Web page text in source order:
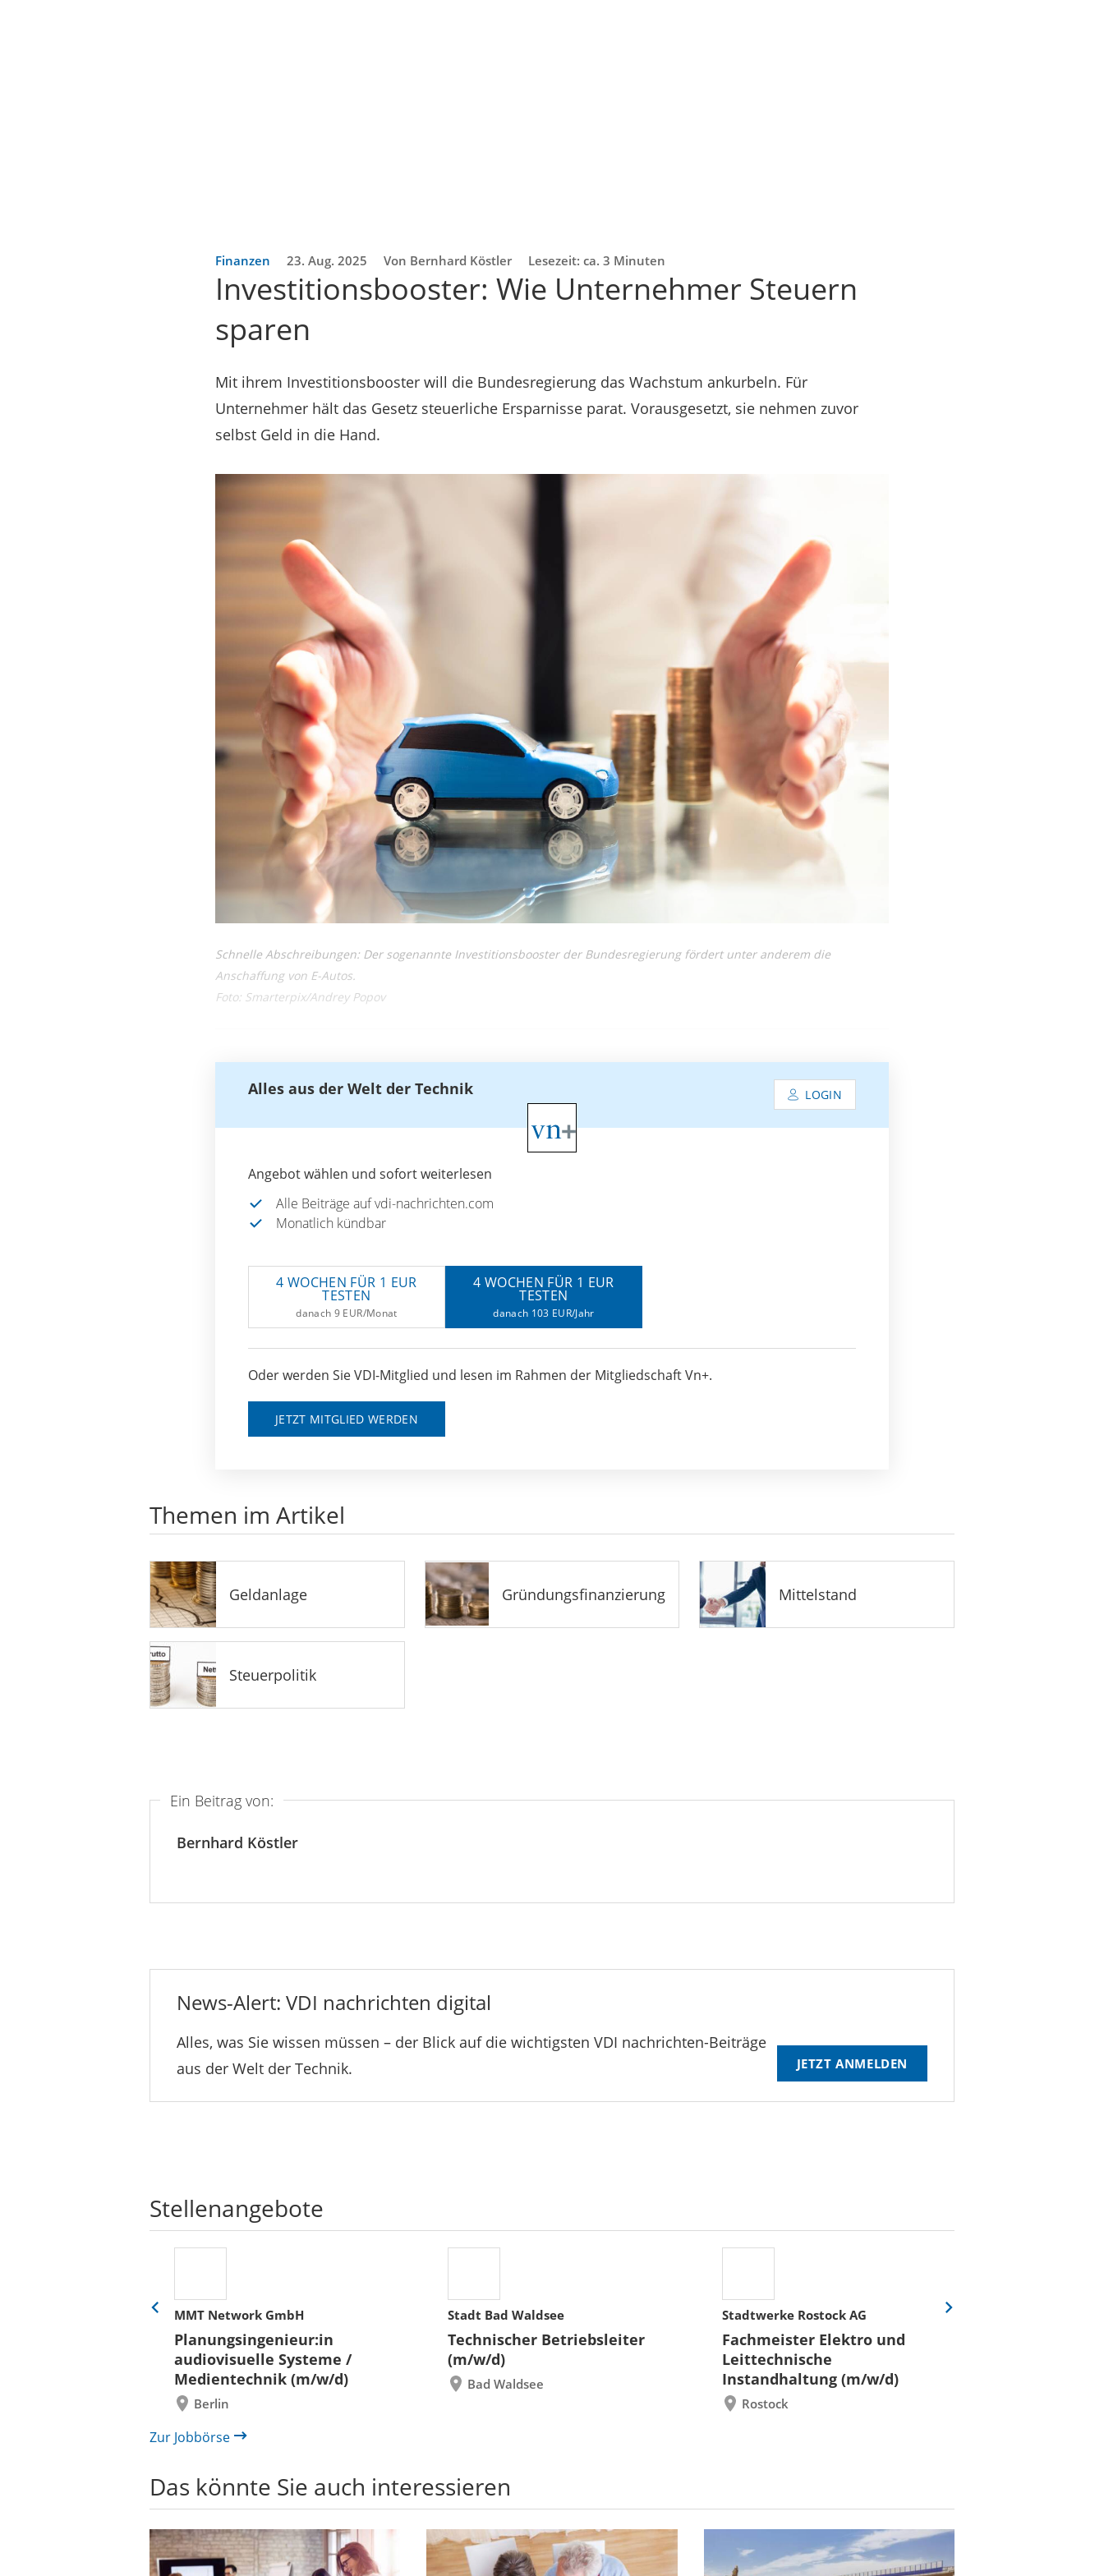
Finanzen 23. Aug. 2025 Von Bernhard Köstler Lesezeit: ca. 3 Minuten
Investitionsbooster: Wie Unternehmer Steuern
sparen
Mit ihrem Investitionsbooster will die Bundesregierung das Wachstum ankurbeln. Für
Unternehmer hält das Gesetz steuerliche Ersparnisse parat. Vorausgesetzt, sie nehmen zuvor
selbst Geld in die Hand.
Schnelle Abschreibungen: Der sogenannte Investitionsbooster der Bundesregierung fördert unter anderem die
Anschaffung von E-Autos.
Foto: Smarterpix/Andrey Popov
Alles aus der Welt der Technik LOGIN
Angebot wählen und sofort weiterlesen
Alle Beiträge auf vdi-nachrichten.com
Monatlich kündbar
4 WOCHEN FÜR 1 EUR
TESTEN
danach 9 EUR/Monat
4 WOCHEN FÜR 1 EUR
TESTEN
danach 103 EUR/Jahr
Oder werden Sie VDI-Mitglied und lesen im Rahmen der Mitgliedschaft Vn+.
JETZT MITGLIED WERDEN
Themen im Artikel
Geldanlage Gründungsfinanzierung Mittelstand
Steuerpolitik
Ein Beitrag von:
Bernhard Köstler
News-Alert: VDI nachrichten digital
Alles, was Sie wissen müssen – der Blick auf die wichtigsten VDI nachrichten-Beiträge
aus der Welt der Technik.
JETZT ANMELDEN
Stellenangebote
MMT Network GmbH
Planungsingenieur:in
audiovisuelle Systeme /
Medientechnik (m/w/d)
Berlin
Stadt Bad Waldsee
Technischer Betriebsleiter
(m/w/d)
Bad Waldsee
Stadtwerke Rostock AG
Fachmeister Elektro und
Leittechnische
Instandhaltung (m/w/d)
Rostock
Eine
zurück
Eine
Zur Jobbörse
Das könnte Sie auch interessieren